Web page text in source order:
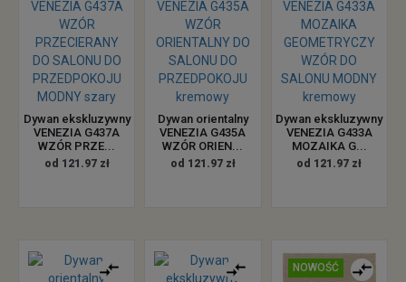
Dywan ekskluzywny
VENEZIA G437A
WZÓR PRZE...
od 121.97 zł
Dywan orientalny
VENEZIA G435A
WZÓR ORIEN...
od 121.97 zł
Dywan ekskluzywny
VENEZIA G433A
MOZAIKA G...
od 121.97 zł
NOWOŚĆ